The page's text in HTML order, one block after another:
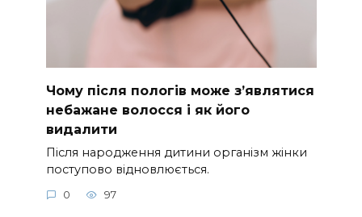
Чому після пологів може з’являтися
небажане волосся і як його
видалити
Після народження дитини організм жінки
поступово відновлюється.
0 97